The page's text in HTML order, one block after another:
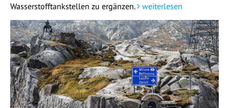
Wasserstofftankstellen zu ergänzen.
weiterlesen